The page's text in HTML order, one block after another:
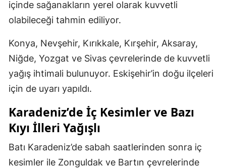
içinde sağanakların yerel olarak kuvvetli
olabileceği tahmin ediliyor.
Konya, Nevşehir, Kırıkkale, Kırşehir, Aksaray,
Niğde, Yozgat ve Sivas çevrelerinde de kuvvetli
yağış ihtimali bulunuyor. Eskişehir’in doğu ilçeleri
için de uyarı yapıldı.
Karadeniz’de İç Kesimler ve Bazı
Kıyı İlleri Yağışlı
Batı Karadeniz’de sabah saatlerinden sonra iç
kesimler ile Zonguldak ve Bartın çevrelerinde